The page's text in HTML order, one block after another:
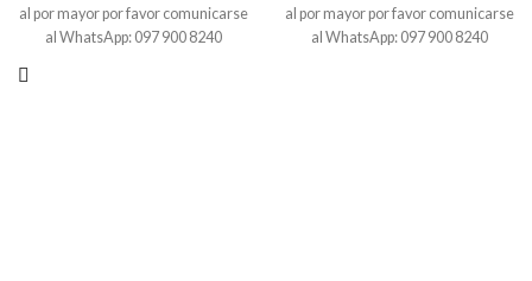
al por mayor por favor comunicarse
al WhatsApp: 097 900 8240
al por mayor por favor comunicarse
al WhatsApp: 097 900 8240